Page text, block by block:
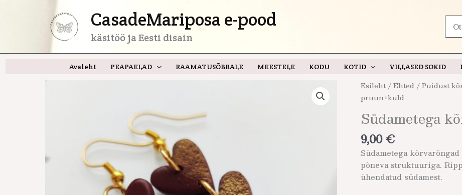
CasadeMariposa e-pood
käsitöö ja Eesti disain
for:
Avaleht PEAPAELAD RAAMATUSÕBRALE MEESTELE KODU KOTID VILLASED SOKID
Esileht/Ehted/Puidust
pruun+kuld
Südametega
9,00€
Südametega
põneva struktuuriga.
ühendatud südamest.
Südametega
kõrvarõngad
kogus